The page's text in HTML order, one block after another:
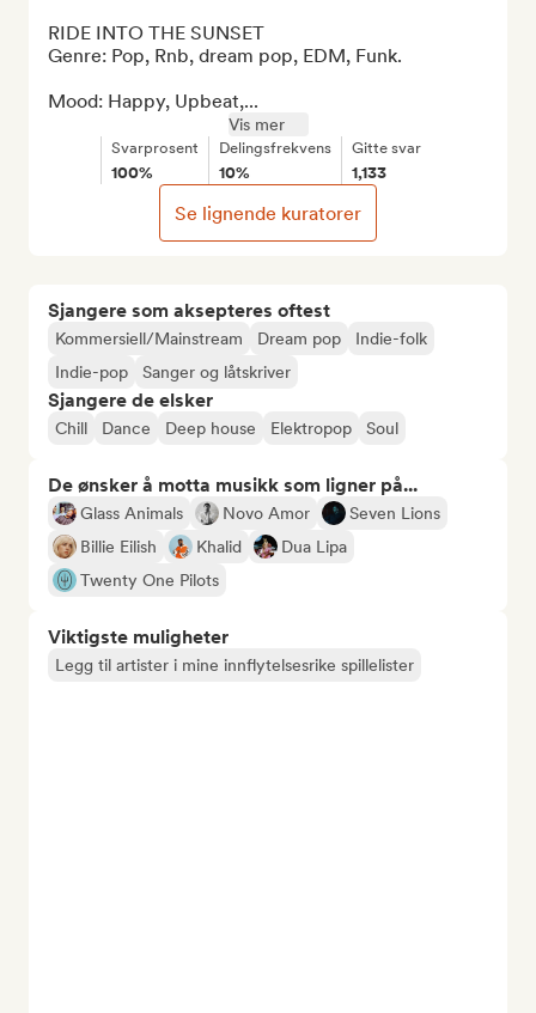
Sjangere som aksepteres oftest
Kommersiell/Mainstream Dream pop
Indie-folk
Indie-pop
Sanger og låtskriver
Sjangere de elsker
Chill Dance Deep house Elektropop Soul
De ønsker å motta musikk som ligner på...
Glass Animals Novo Amor
Seven Lions
Billie Eilish
Khalid
Dua Lipa
Twenty One Pilots
Viktigste muligheter
Legg til artister i mine innflytelsesrike spillelister
RIDE INTO THE SUNSET
Genre: Pop, Rnb, dream pop, EDM, Funk.
Mood: Happy, Upbeat,...
Vis mer
Svarprosent
100%
Delingsfrekvens
10%
Gitte svar
1,133
Se lignende kuratorer